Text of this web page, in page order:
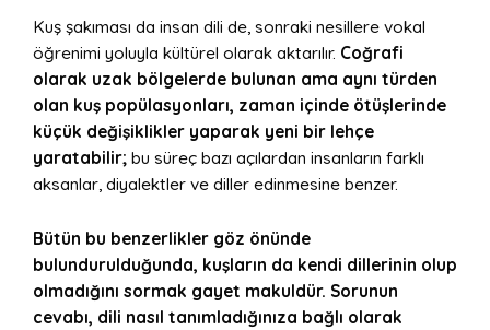
Kuş şakıması da insan dili de, sonraki nesillere vokal
öğrenimi yoluyla kültürel olarak aktarılır. Coğrafi
olarak uzak bölgelerde bulunan ama aynı türden
olan kuş popülasyonları, zaman içinde ötüşlerinde
küçük değişiklikler yaparak yeni bir lehçe
yaratabilir; bu süreç bazı açılardan insanların farklı
aksanlar, diyalektler ve diller edinmesine benzer.
Bütün bu benzerlikler göz önünde
bulundurulduğunda, kuşların da kendi dillerinin olup
olmadığını sormak gayet makuldür. Sorunun
cevabı, dili nasıl tanımladığınıza bağlı olarak